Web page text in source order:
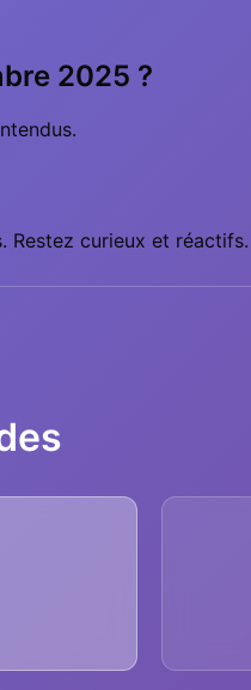
2025 ?
Restez curieux et réactifs.